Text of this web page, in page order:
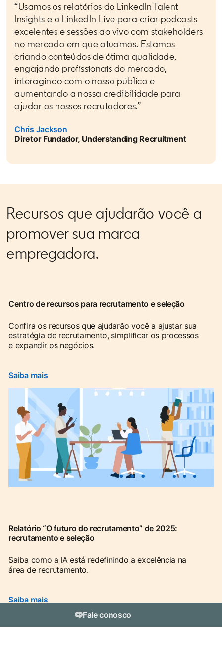
“Usamos os relatórios do LinkedIn Talent
Insights e o LinkedIn Live para criar podcasts
excelentes e sessões ao vivo com stakeholders
no mercado em que atuamos. Estamos
criando conteúdos de ótima qualidade,
engajando profissionais do mercado,
interagindo com o nosso público e
aumentando a nossa credibilidade para
ajudar os nossos recrutadores.”
Chris Jackson
Diretor Fundador, Understanding Recruitment
Recursos que ajudarão você a
promover sua marca
empregadora.
Centro de recursos para recrutamento e seleção
Confira os recursos que ajudarão você a ajustar sua
estratégia de recrutamento, simplificar os processos
e expandir os negócios.
Saiba mais
Relatório “O futuro do recrutamento” de 2025:
recrutamento e seleção
Saiba como a IA está redefinindo a excelência na
área de recrutamento.
Saiba mais
Fale conosco